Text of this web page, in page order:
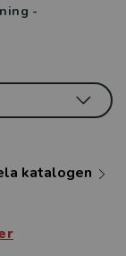
-
katalogen